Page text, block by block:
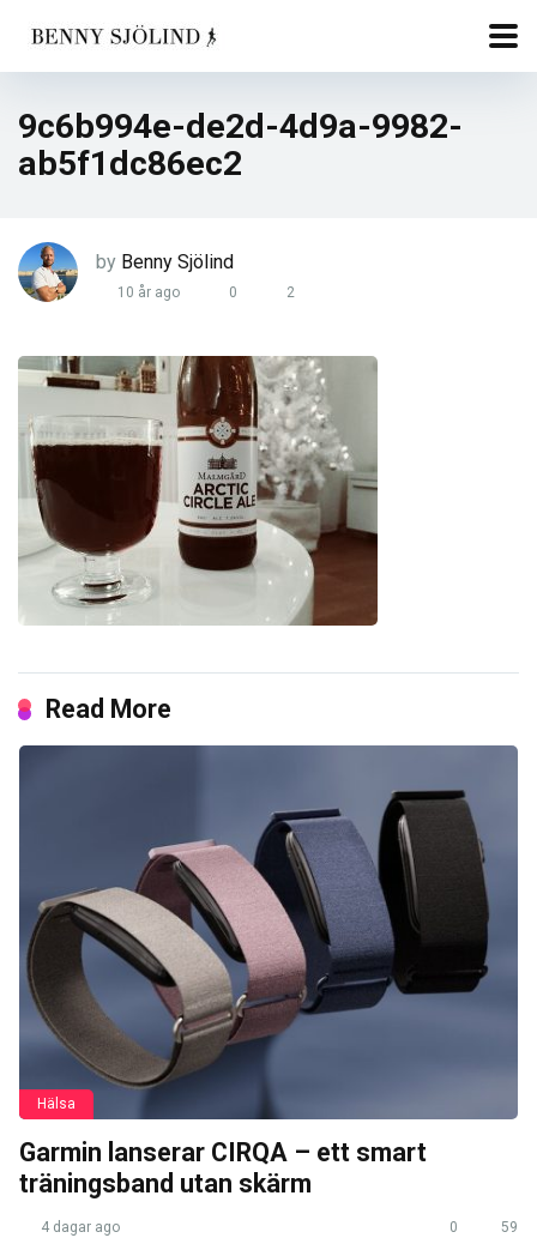
9c6b994e-de2d-4d9a-9982-
ab5f1dc86ec2
by Benny Sjölind
10 år ago 0 2
Read More
Hälsa
Garmin lanserar CIRQA – ett smart
träningsband utan skärm
4 dagar ago 0 59